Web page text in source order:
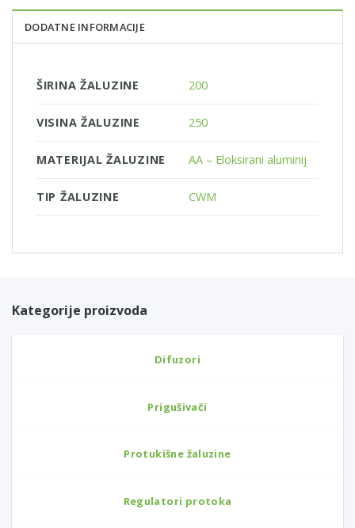
DODATNE INFORMACIJE
ŠIRINA ŽALUZINE 200
VISINA ŽALUZINE 250
MATERIJAL ŽALUZINE AA – Eloksirani aluminij
TIP ŽALUZINE CWM
Kategorije proizvoda
Difuzori
Prigušivači
Protukišne žaluzine
Regulatori protoka